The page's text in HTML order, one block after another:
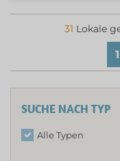
SUCHE NACH TYP
Alle Typen
31 Lokale
1